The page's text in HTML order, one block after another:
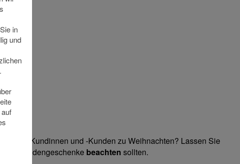
Kundinnen und -Kunden zu Weihnachten? Lassen Sie
Kundengeschenke beachten sollten.
in
und